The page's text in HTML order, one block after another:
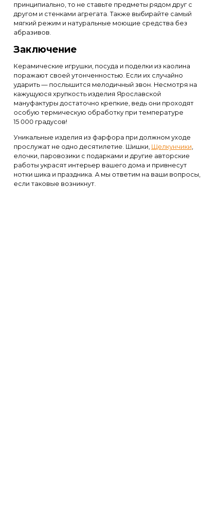
принципиально, то не ставьте предметы рядом друг с
другом и стенками агрегата. Также выбирайте самый
мягкий режим и натуральные моющие средства без
абразивов.
Заключение
Керамические игрушки, посуда и поделки из каолина
поражают своей утонченностью. Если их случайно
ударить — послышится мелодичный звон. Несмотря на
кажущуюся хрупкость изделия Ярославской
мануфактуры достаточно крепкие, ведь они проходят
особую термическую обработку при температуре
15 000 градусов!
Уникальные изделия из фарфора при должном уходе
прослужат не одно десятилетие. Шишки, Щелкунчики,
елочки, паровозики с подарками и другие авторские
работы украсят интерьер вашего дома и привнесут
нотки шика и праздника. А мы ответим на ваши вопросы,
если таковые возникнут.